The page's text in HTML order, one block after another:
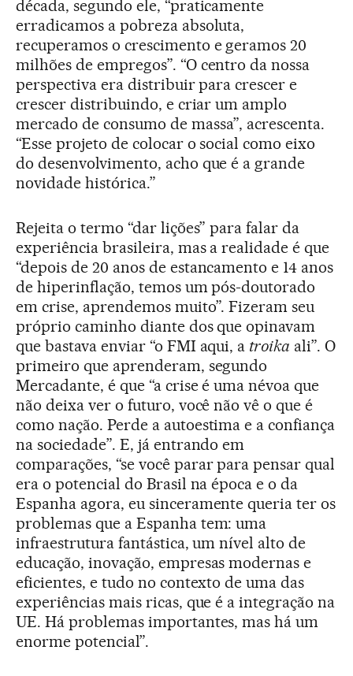
década, segundo ele, “praticamente
erradicamos a pobreza absoluta,
recuperamos o crescimento e geramos 20
milhões de empregos”. “O centro da nossa
perspectiva era distribuir para crescer e
crescer distribuindo, e criar um amplo
mercado de consumo de massa”, acrescenta.
“Esse projeto de colocar o social como eixo
do desenvolvimento, acho que é a grande
novidade histórica.”
Rejeita o termo “dar lições” para falar da
experiência brasileira, mas a realidade é que
“depois de 20 anos de estancamento e 14 anos
de hiperinflação, temos um pós-doutorado
em crise, aprendemos muito”. Fizeram seu
próprio caminho diante dos que opinavam
que bastava enviar “o FMI aqui, a troika ali”. O
primeiro que aprenderam, segundo
Mercadante, é que “a crise é uma névoa que
não deixa ver o futuro, você não vê o que é
como nação. Perde a autoestima e a confiança
na sociedade”. E, já entrando em
comparações, “se você parar para pensar qual
era o potencial do Brasil na época e o da
Espanha agora, eu sinceramente queria ter os
problemas que a Espanha tem: uma
infraestrutura fantástica, um nível alto de
educação, inovação, empresas modernas e
eficientes, e tudo no contexto de uma das
experiências mais ricas, que é a integração na
UE. Há problemas importantes, mas há um
enorme potencial”.